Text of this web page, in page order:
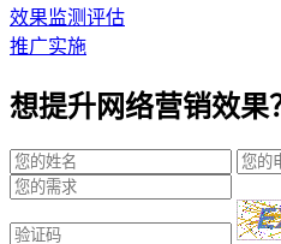
效果监测评估
推广实施
想提升网络营销效果